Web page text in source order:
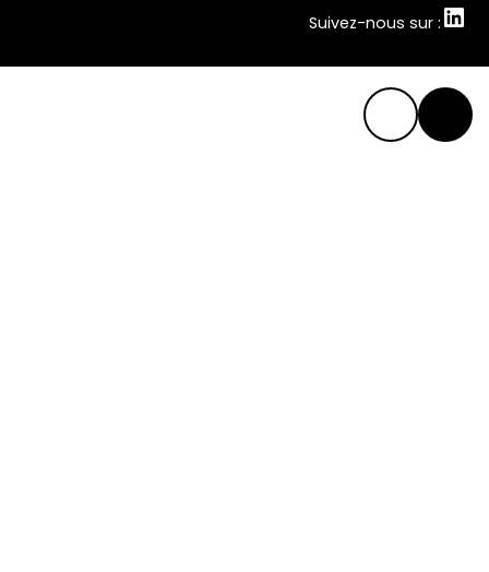
Suivez-nous sur : Suivez-nous sur :